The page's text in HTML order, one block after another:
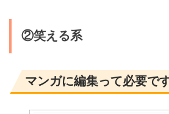
②笑える系
マンガに編集って必要で